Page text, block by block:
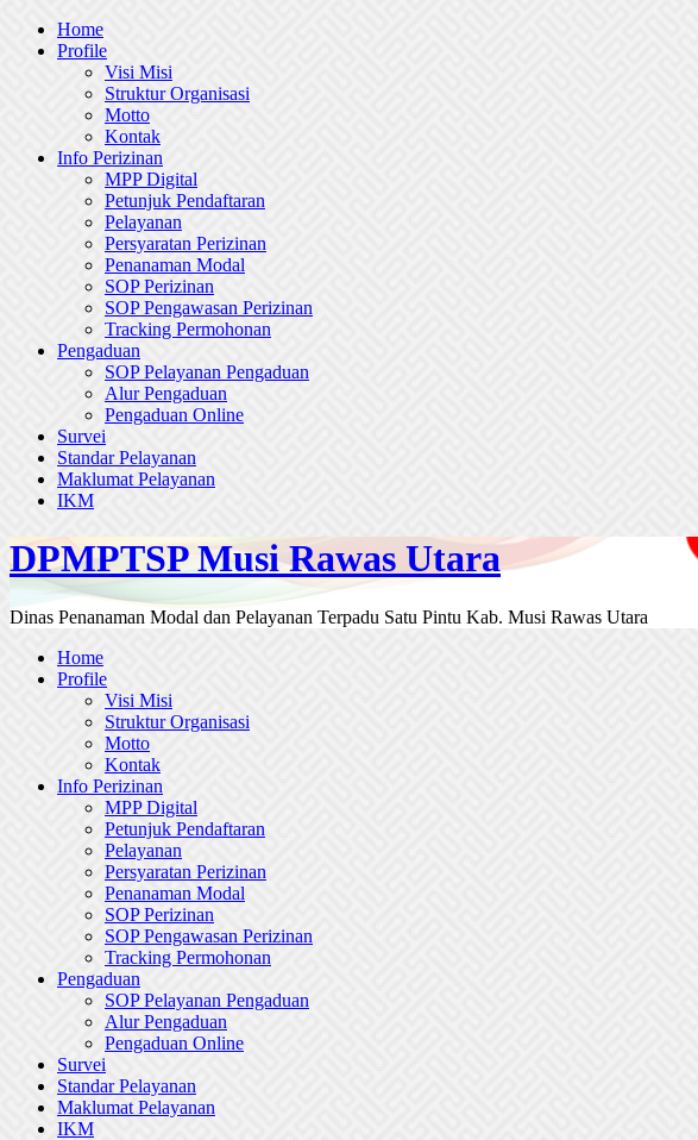
Skip
Home
Profile
Visi Misi
Struktur Organisasi
Motto
Kontak
Info Perizinan
MPP Digital
Petunjuk Pendaftaran
Pelayanan
Persyaratan Perizinan
Penanaman Modal
SOP Perizinan
SOP Pengawasan Perizinan
Tracking Permohonan
Pengaduan
SOP Pelayanan Pengaduan
Alur Pengaduan
Pengaduan Online
Survei
Standar Pelayanan
Maklumat Pelayanan
IKM
DPMPTSP Musi Rawas Utara
Dinas Penanaman Modal dan Pelayanan Terpadu Satu Pintu Kab. Musi Rawas Utara
Home
Profile
Visi Misi
Struktur Organisasi
Motto
Kontak
Info Perizinan
MPP Digital
Petunjuk Pendaftaran
Pelayanan
Persyaratan Perizinan
Penanaman Modal
SOP Perizinan
SOP Pengawasan Perizinan
Tracking Permohonan
Pengaduan
SOP Pelayanan Pengaduan
Alur Pengaduan
Pengaduan Online
Survei
Standar Pelayanan
Maklumat Pelayanan
IKM